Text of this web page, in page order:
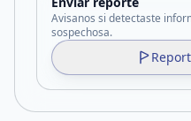
Avisanos si detectaste
sospechosa.